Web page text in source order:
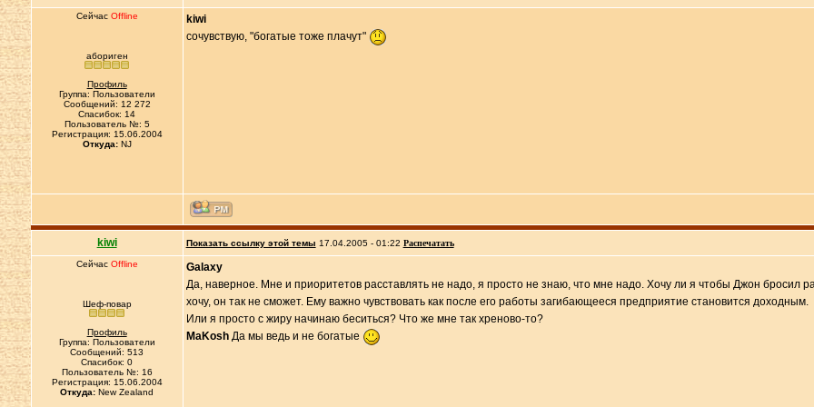
Сейчас Offline
абориген
Профиль
Группа: Пользователи
Сообщений: 12 272
Спасибок: 14
Пользователь №: 5
Регистрация: 15.06.2004
Откуда:NJ
kiwi
сочувствую, "богатые тоже плачут"
kiwi Показать ссылку этой темы 17.04.2005 - 01:22 Распечатать
Сейчас Offline
Шеф-повар
Профиль
Группа: Пользователи
Сообщений: 513
Спасибок: 0
Пользователь №: 16
Регистрация: 15.06.2004
Откуда: New Zealand
Galaxy
Да, наверное. Мне и приоритетов расставлять не надо, я просто не знаю, что мне надо. Хочу ли я чтобы Джон бросил
хочу, он так не сможет. Ему важно чувствовать как после его работы загибающееся предприятие становится доходным.
Или я просто с жиру начинаю беситься? Что же мне так хреново-то?
MaKoshДа мы ведь и не богатые